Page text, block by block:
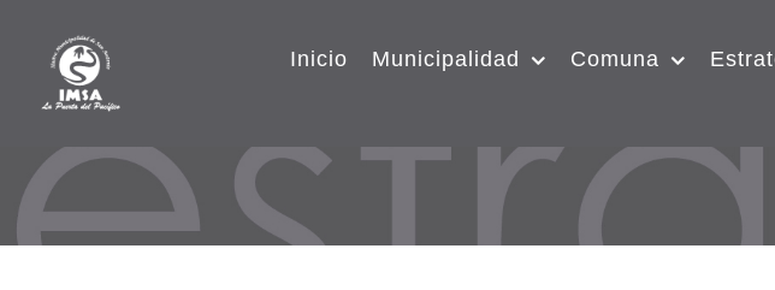
Inicio Municipalidad Comuna